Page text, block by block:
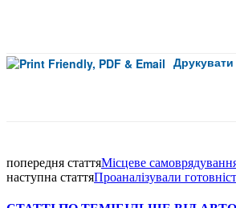
Друкувати
попередня статтяМісцеве
наступна статтяПроаналізували